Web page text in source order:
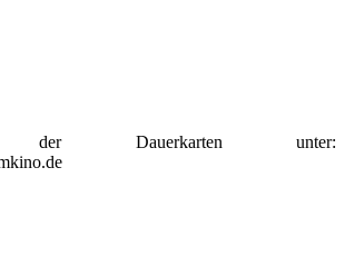
der Dauerkarten unter: